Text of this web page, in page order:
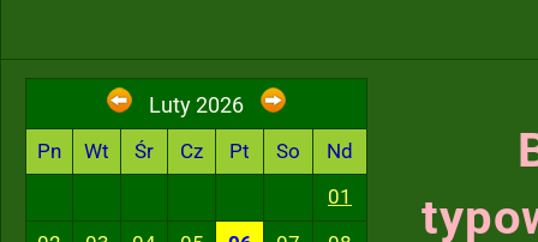
Luty 2026
Pn Wt Śr Cz Pt So
Nd
01